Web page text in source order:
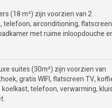
(18 m²) zijn voorzien van 2
telefoon, airconditioning,
met ruime inloopdouche
suites (30m²) zijn voorzien van
gratis WIFI, flatscreen TV,
telefoon, verwarming,